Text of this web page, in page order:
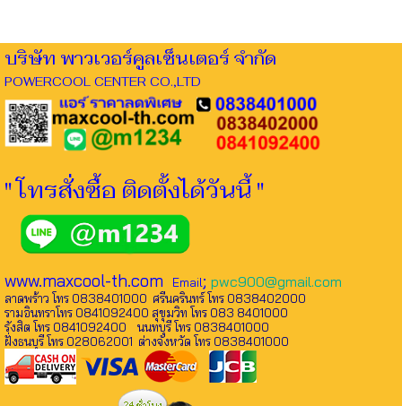
บริษัท พาวเวอร์คูลเซ็นเตอร์ จำกัด
POWERCOOL CENTER CO.,LTD
" โทรสั่งซื้อ ติดตั้งได้วันนี้ "
www.maxcool-th.com Email; pwc900@gmail.com
ลาดพร้าว โทร 0838401000 ศรีนครินทร์ โทร 0838402000
รามอินทราโทร 0841092400 สุขุมวิท โทร 083 8401000
รังสิต โทร 0841092400 นนทบุรี โทร 0838401000
ฝั่งธนบุรี โทร 028062001 ต่างจังหวัด โทร 0838401000